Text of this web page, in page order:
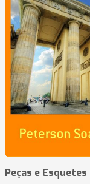
Peças e